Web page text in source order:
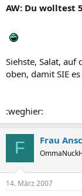
AW: Du wolltest
Siehste, Salat, auf
oben, damit SIE
:weghier:
F Frau
14. März 2007